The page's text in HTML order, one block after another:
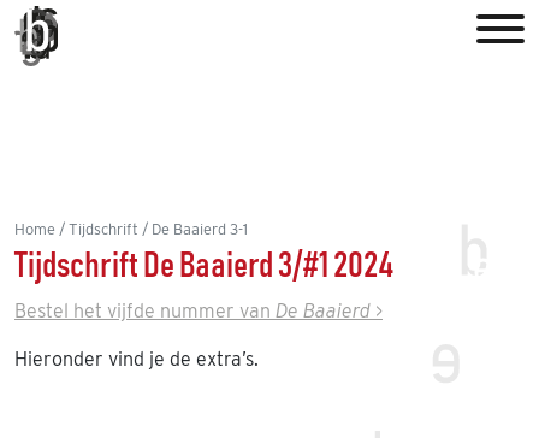
Home Tijdschrift De Baaierd 3-1
Tijdschrift De Baaierd 3/#1 2024
Bestel het vijfde nummer van De Baaierd >
Hieronder vind je de extra’s.